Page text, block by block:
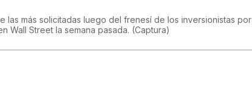
las más solicitadas luego del frenesí de los inversionistas por
Wall Street la semana pasada. (Captura)